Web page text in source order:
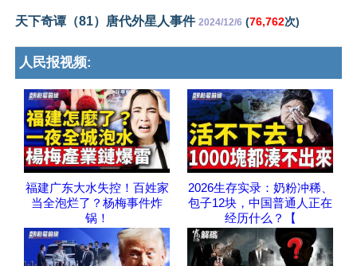
天下奇谭（81）唐代外星人事件 2024/12/6 (76,762次)
人民报视频:
福建广东大水失控！百姓家
当全泡烂了？杨梅事件炸
锅！
2026生存实录：奶粉冲稀、
包子12块，中国普通人正在
经历什么？【